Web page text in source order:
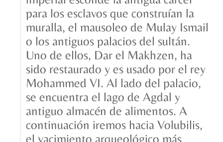
para los esclavos que construían la
muralla, el mausoleo de Mulay Ismail
o los antiguos palacios del sultán.
Uno de ellos, Dar el Makhzen, ha
sido restaurado y es usado por el rey
Mohammed VI. Al lado del palacio,
se encuentra el lago de Agdal y
antiguo almacén de alimentos. A
continuación iremos hacia Volubilis,
el yacimiento arqueológico más